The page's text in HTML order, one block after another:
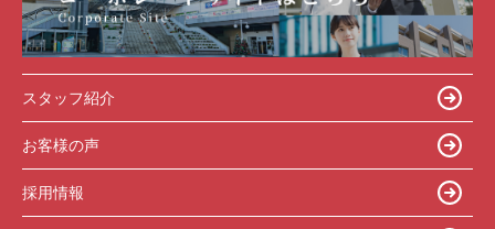
スタッフ紹介
お客様の声
採用情報